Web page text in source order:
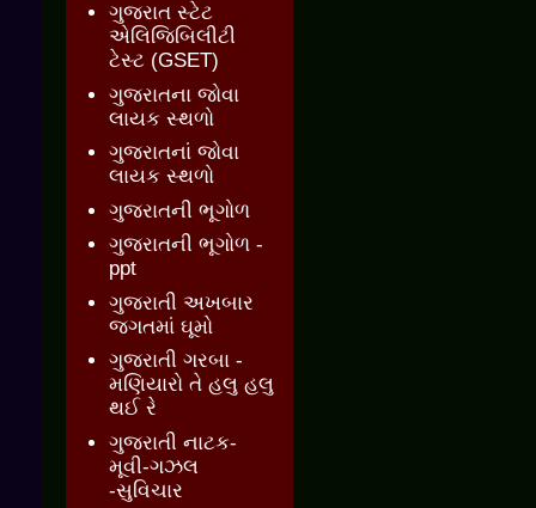
ગુજરાત સ્ટેટ
એલિજિબિલીટી
ટેસ્ટ (GSET)
ગુજરાતના જોવા
લાયક સ્થળો
ગુજરાતનાં જોવા
લાયક સ્થળો
ગુજરાતની ભૂગોળ
ગુજરાતની ભૂગોળ -
ppt
ગુજરાતી અખબાર
જગતમાં ઘૂમો
ગુજરાતી ગરબા -
મણિયારો તે હલુ હલુ
થઈ રે
ગુજરાતી નાટક-
મૂવી-ગઝલ
-સુવિચાર